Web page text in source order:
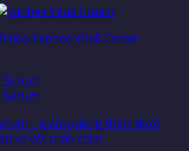
hóa Yanhee Vita8 Cream
– giảm quầng thâm dưới
và vết chân chim